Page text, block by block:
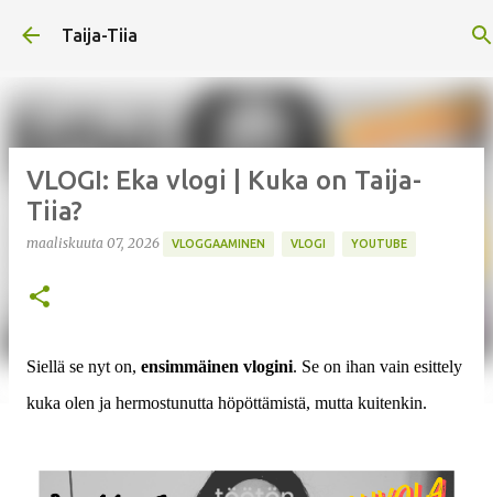
Taija-Tiia
VLOGI: Eka vlogi | Kuka on Taija-
Tiia?
maaliskuuta 07, 2026 VLOGGAAMINEN VLOGI YOUTUBE
Siellä se nyt on, ensimmäinen vlogini. Se on ihan vain esittely
kuka olen ja hermostunutta höpöttämistä, mutta kuitenkin.